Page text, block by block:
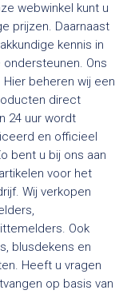
webwinkel kunt u
prijzen. Daarnaast
kennis in
Ons
beheren wij een
direct
24 uur wordt
en officieel
bent u bij ons aan
voor het
Wij verkopen
Ook
blusdekens en
Heeft u vragen
op basis van